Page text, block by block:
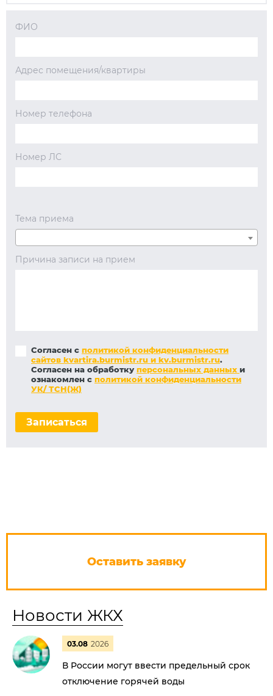
ФИО
Адрес помещения/квартиры
Номер телефона
Номер ЛС
Тема приема
Причина записи на прием
Согласен с политикой конфиденциальности
сайтов kvartira.burmistr.ru и kv.burmistr.ru.
Согласен на обработкуперсональных данных и
ознакомлен с политикой конфиденциальности
УК/ ТСН(Ж)
Записаться
Оставить заявку
Новости ЖКХ
03.08 2026
В России могут ввести предельный срок
отключение горячей воды